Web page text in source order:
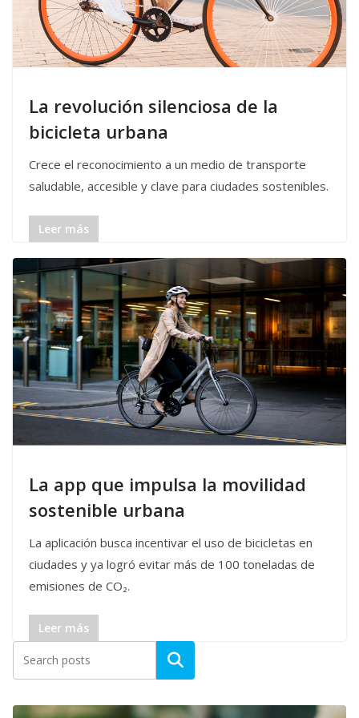
La revolución silenciosa de la
bicicleta urbana
Crece el reconocimiento a un medio de transporte
saludable, accesible y clave para ciudades sostenibles.
Leer más
La app que impulsa la movilidad
sostenible urbana
La aplicación busca incentivar el uso de bicicletas en
ciudades y ya logró evitar más de 100 toneladas de
emisiones de CO₂.
Leer más